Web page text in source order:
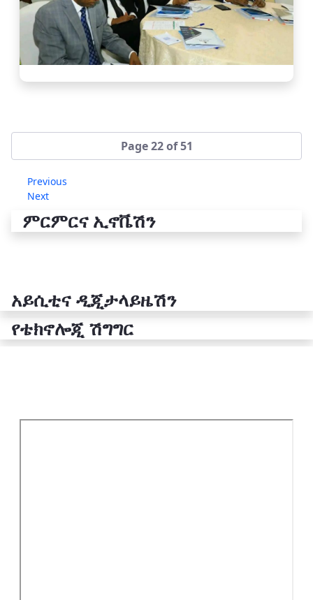
Page 22 of 51
Previous
Next
ምርምርና ኢኖቬሽን
አይሲቲና ዲጂታላይዜሽን
የቴክኖሎጂ ሽግግር